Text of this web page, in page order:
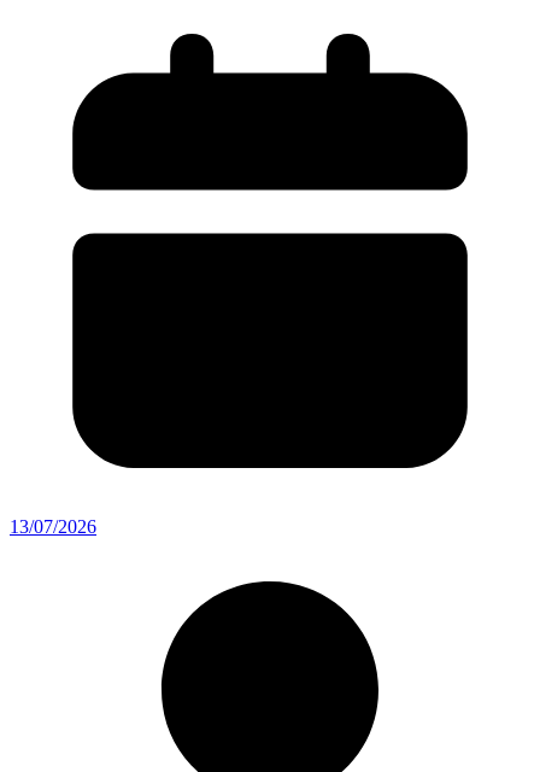
13/07/2026